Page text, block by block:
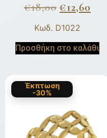
€18,00 €12,60
Κωδ. D1022
Προσθήκη στο καλάθι
Έκπτωση
-30%